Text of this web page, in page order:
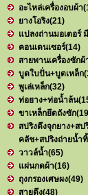
อะไหล่เครื่องอบผ้า
ยางโอริง(21)
แปลงถ่านมอเตอร์
คอนเดนเซอร์(14)
สายพานเครื่องซักผ้
บูตใบปั่น+บูตเหล็ก
พูเล่เหล็ก(32)
ท่อยาง+ท่อน้ำล้น
ขาเหล็กยึดถังซัก
สปริงดึงจุกยาง+สป
คลัช+สปริงถ่ายน้ำ
วาวล์น้ำ(65)
แผ่นกดผ้า(16)
ถุงกรองเศษผง(49)
สายดึง(48)